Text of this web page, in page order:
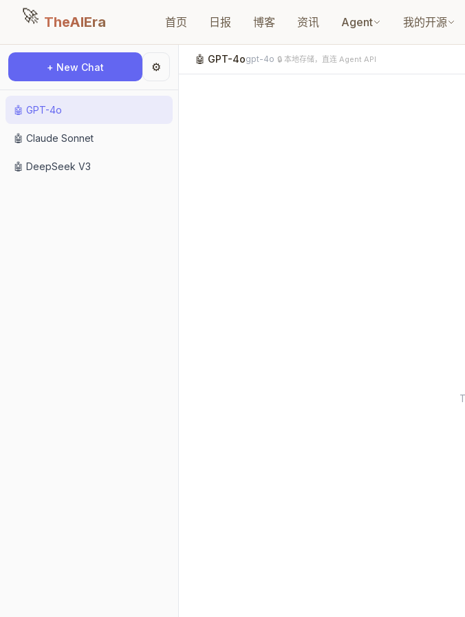
🚀 TheAIEra 首页 日报 博客 资讯 Agent 我的开源
+ New Chat ⚙
🤖 GPT-4o
🤖 Claude Sonnet
🤖 DeepSeek V3
🤖 GPT-4ogpt-4o 🔒 本地存储，直连 Agent API